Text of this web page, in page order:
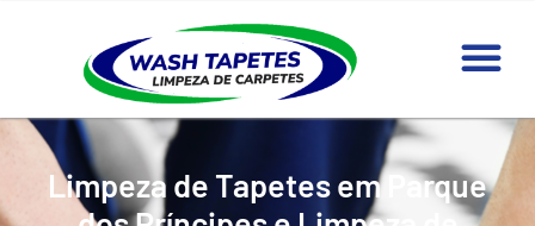
Limpeza de Tapetes em Parque